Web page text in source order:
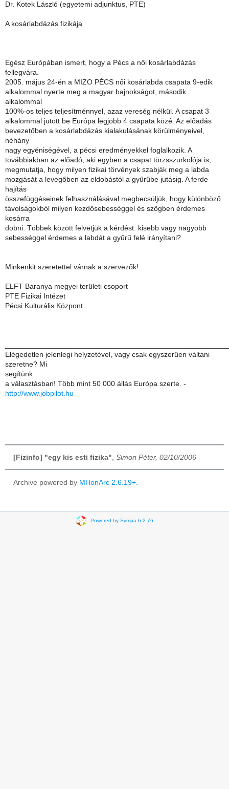
Dr. Kotek László (egyetemi adjunktus, PTE)
A kosárlabdázás fizikája
Egész Európában ismert, hogy a Pécs a női kosárlabdázás
fellegvára.
2005. május 24-én a MIZO PÉCS női kosárlabda csapata 9-edik
alkalommal nyerte meg a magyar bajnokságot, második
alkalommal
100%-os teljes teljesítménnyel, azaz vereség nélkül. A csapat 3
alkalommal jutott be Európa legjobb 4 csapata közé. Az előadás
bevezetőben a kosárlabdázás kialakulásának körülményeivel,
néhány
nagy egyéniségével, a pécsi eredményekkel foglalkozik. A
továbbiakban az előadó, aki egyben a csapat törzsszurkolója is,
megmutatja, hogy milyen fizikai törvények szabják meg a labda
mozgását a levegőben az eldobástól a gyűrűbe jutásig. A ferde
hajítás
összefüggéseinek felhasználásával megbecsüljük, hogy különböző
távolságokból milyen kezdősebességgel és szögben érdemes
kosárra
dobni. Többek között felvetjük a kérdést: kisebb vagy nagyobb
sebességgel érdemes a labdát a gyűrű felé irányítani?
Minkenkit szeretettel várnak a szervezők!
ELFT Baranya megyei területi csoport
PTE Fizikai Intézet
Pécsi Kulturális Központ
Elégedetlen jelenlegi helyzetével, vagy csak egyszerűen váltani
szeretne? Mi
segítünk
a választásban! Több mint 50 000 állás Európa szerte. -
http://www.jobpilot.hu
[Fizinfo] "egy kis esti fizika" Simon Péter, 02/10/2006
Archive powered by MHonArc 2.6.19+
Powered by Sympa 6.2.76